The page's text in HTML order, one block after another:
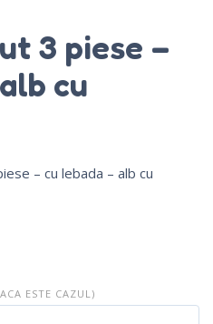
3 piese –
cu
– cu lebada – alb cu
ESTE CAZUL)